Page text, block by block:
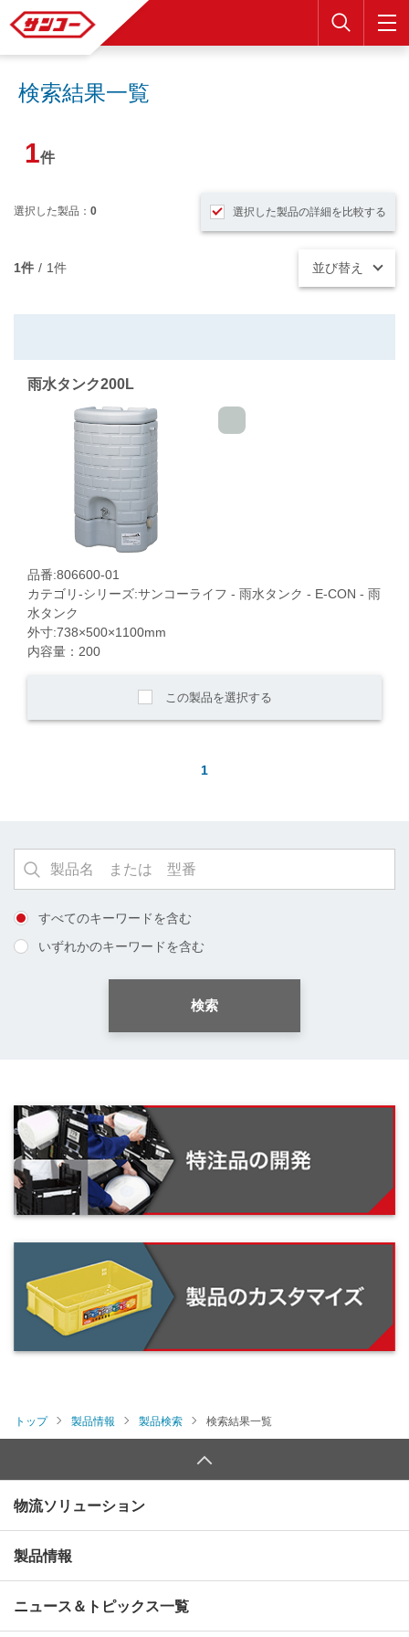
検索
検索結果一覧
1件
選択した製品： 0 選択した製品の詳細を比較する
1件 / 1件 並び替え
雨水タンク200L
品番:806600-01
カテゴリ-シリーズ:サンコーライフ - 雨水タンク - E-CON - 雨
水タンク
外寸:738×500×1100mm
内容量：200
この製品を選択する
1
すべてのキーワードを含む
いずれかのキーワードを含む
トップ 製品情報 製品検索 検索結果一覧
物流ソリューション
製品情報
ニュース＆トピックス一覧